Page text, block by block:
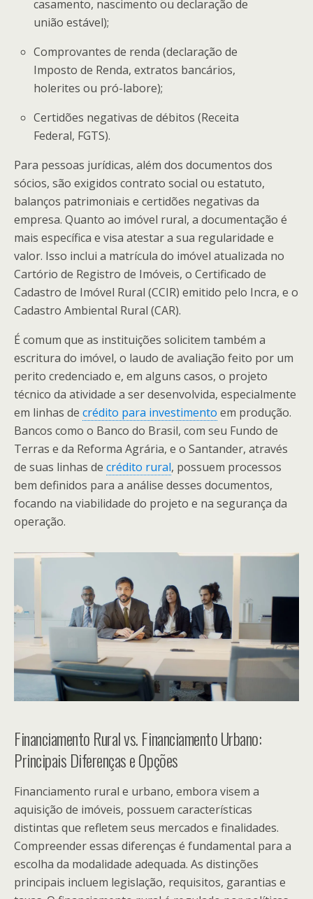
casamento, nascimento ou declaração de
união estável);
Comprovantes de renda (declaração de
Imposto de Renda, extratos bancários,
holerites ou pró-labore);
Certidões negativas de débitos (Receita
Federal, FGTS).
Para pessoas jurídicas, além dos documentos dos
sócios, são exigidos contrato social ou estatuto,
balanços patrimoniais e certidões negativas da
empresa. Quanto ao imóvel rural, a documentação é
mais específica e visa atestar a sua regularidade e
valor. Isso inclui a matrícula do imóvel atualizada no
Cartório de Registro de Imóveis, o Certificado de
Cadastro de Imóvel Rural (CCIR) emitido pelo Incra, e o
Cadastro Ambiental Rural (CAR).
É comum que as instituições solicitem também a
escritura do imóvel, o laudo de avaliação feito por um
perito credenciado e, em alguns casos, o projeto
técnico da atividade a ser desenvolvida, especialmente
em linhas de crédito para investimento em produção.
Bancos como o Banco do Brasil, com seu Fundo de
Terras e da Reforma Agrária, e o Santander, através
de suas linhas de crédito rural, possuem processos
bem definidos para a análise desses documentos,
focando na viabilidade do projeto e na segurança da
operação.
Financiamento Rural vs. Financiamento Urbano:
Principais Diferenças e Opções
Financiamento rural e urbano, embora visem a
aquisição de imóveis, possuem características
distintas que refletem seus mercados e finalidades.
Compreender essas diferenças é fundamental para a
escolha da modalidade adequada. As distinções
principais incluem legislação, requisitos, garantias e